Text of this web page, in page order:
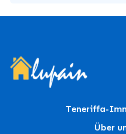
Teneriffa-
Über